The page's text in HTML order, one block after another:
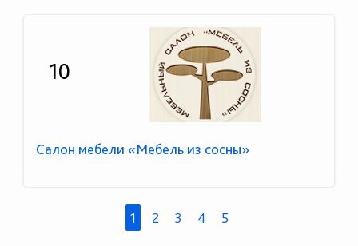
10
Салон мебели «Мебель из сосны»
1 2 3 4 5